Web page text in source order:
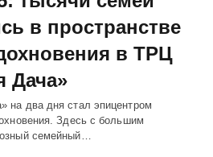
в пространстве
в ТРЦ
Дача»
два дня стал эпицентром
Здесь с большим
семейный…